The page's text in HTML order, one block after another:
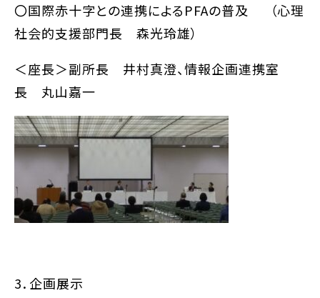
〇国際赤十字との連携によるPFAの普及 （心理
社会的支援部門長 森光玲雄）
＜座長＞副所長 井村真澄、情報企画連携室
長 丸山嘉一
3．企画展示